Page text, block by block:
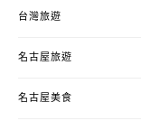
台灣旅遊
名古屋旅遊
名古屋美食